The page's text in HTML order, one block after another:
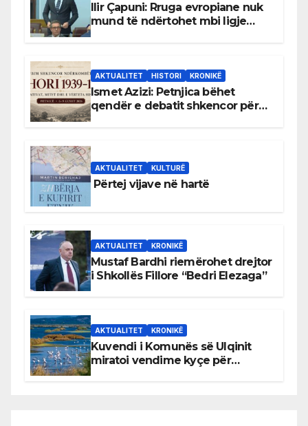
Ilir Çapuni: Rruga evropiane nuk
mund të ndërtohet mbi ligje
AKTUALITET HISTORI KRONIKË
Ismet Azizi: Petnjica bëhet
qendër e debatit shkencor për
AKTUALITET KULTURË
Përtej vijave në hartë
AKTUALITET KRONIKË
Mustaf Bardhi riemërohet drejtor
i Shkollës Fillore “Bedri Elezaga”
AKTUALITET KRONIKË
Kuvendi i Komunës së Ulqinit
miratoi vendime kyçe për